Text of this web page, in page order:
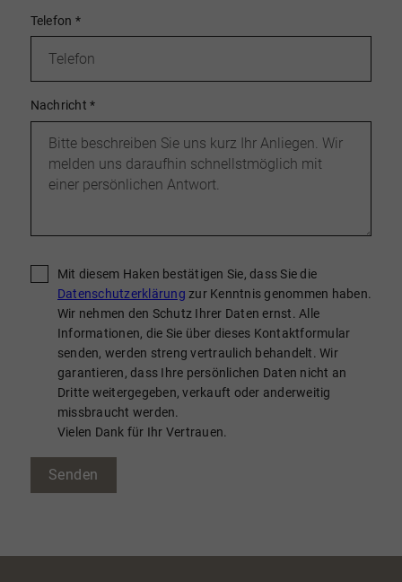
Telefon *
Nachricht*
Mit diesem Haken bestätigen Sie, dass Sie die
Datenschutzerklärung zur Kenntnis genommen haben.
Wir nehmen den Schutz Ihrer Daten ernst. Alle
Informationen, die Sie über dieses Kontaktformular
senden, werden streng vertraulich behandelt. Wir
garantieren, dass Ihre persönlichen Daten nicht an
Dritte weitergegeben, verkauft oder anderweitig
missbraucht werden.
Vielen Dank für Ihr Vertrauen.
Senden